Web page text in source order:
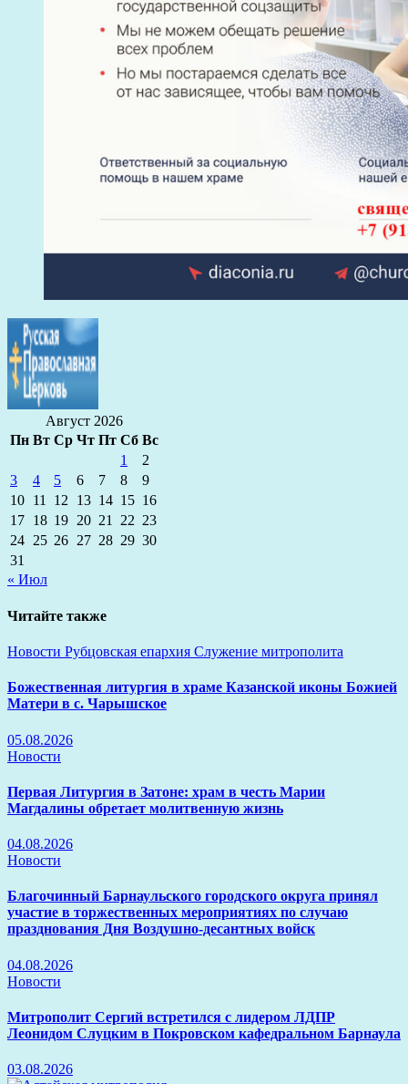
Август 2026
Пн Вт Ср Чт Пт Сб Вс
1
2
3
4 5 6 7 8
9
10 11 12 13 14 15 16
17 18 19 20 21 22 23
24 25 26 27 28 29 30
31
« Июл
Читайте также
Новости Рубцовская епархия Служение митрополита
Божественная литургия в храме Казанской иконы Божией
Матери в с. Чарышское
05.08.2026
Новости
Первая Литургия в Затоне: храм в честь Марии
Магдалины обретает молитвенную жизнь
04.08.2026
Новости
Благочинный Барнаульского городского округа принял
участие в торжественных мероприятиях по случаю
празднования Дня Воздушно-десантных войск
04.08.2026
Новости
Митрополит Сергий встретился с лидером ЛДПР
Леонидом Слуцким в Покровском кафедральном Барнаула
03.08.2026